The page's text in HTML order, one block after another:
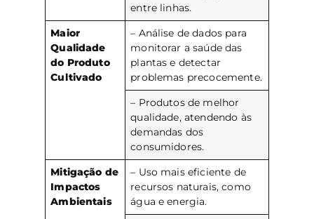
entre linhas.
Maior
Qualidade
do Produto
Cultivado
– Análise de dados para
monitorar a saúde das
plantas e detectar
problemas precocemente.
– Produtos de melhor
qualidade, atendendo às
demandas dos
consumidores.
Mitigação de
Impactos
Ambientais
– Uso mais eficiente de
recursos naturais, como
água e energia.